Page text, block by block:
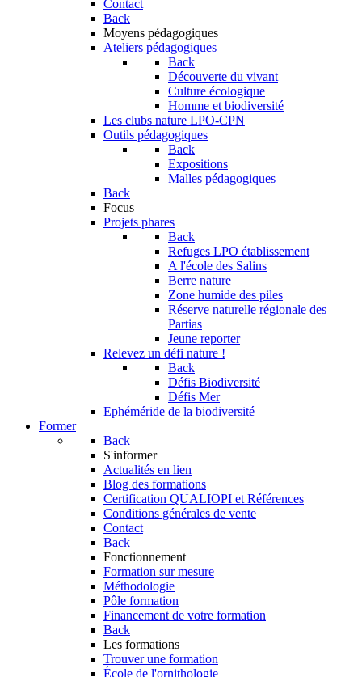
Contact
Back
Moyens pédagogiques
Ateliers pédagogiques
Back
Découverte du vivant
Culture écologique
Homme et biodiversité
Les clubs nature LPO-CPN
Outils pédagogiques
Back
Expositions
Malles pédagogiques
Back
Focus
Projets phares
Back
Refuges LPO établissement
A l'école des Salins
Berre nature
Zone humide des piles
Réserve naturelle régionale des
Partias
Jeune reporter
Relevez un défi nature !
Back
Défis Biodiversité
Défis Mer
Ephéméride de la biodiversité
Former
Back
S'informer
Actualités en lien
Blog des formations
Certification QUALIOPI et Références
Conditions générales de vente
Contact
Back
Fonctionnement
Formation sur mesure
Méthodologie
Pôle formation
Financement de votre formation
Back
Les formations
Trouver une formation
École de l'ornithologie